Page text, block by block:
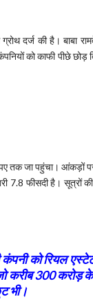
दर्ज की है। बाबा
को काफी पीछे
जा पहुंचा। आंकड़ों पर
7.8 फीसदी है। सूत्रों
को रियल
करीब 300
भी।